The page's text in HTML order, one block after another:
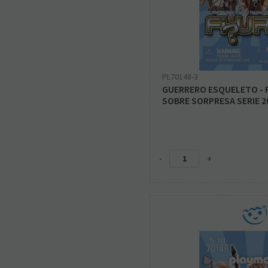
PL70148-3
GUERRERO ESQUELETO
SOBRE SORPRESA SERIE
- +